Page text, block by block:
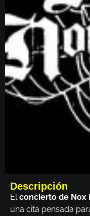
Descripción
Elconcierto de Nox
una cita pensada